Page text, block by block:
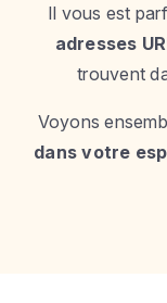
Il vous est
adresses
trouvent
Voyons
dans votre